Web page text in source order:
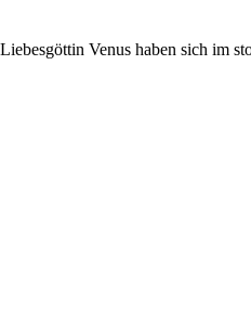
Venus haben sich im